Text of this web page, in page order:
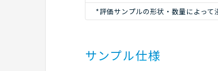
*評価サンプルの形状・数量によって
サンプル仕様